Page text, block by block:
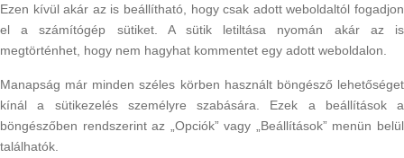
Ezen kívül akár az is beállítható, hogy csak adott weboldaltól fogadjon
el a számítógép sütiket. A sütik letiltása nyomán akár az is
megtörténhet, hogy nem hagyhat kommentet egy adott weboldalon.
Manapság már minden széles körben használt böngésző lehetőséget
kínál a sütikezelés személyre szabására. Ezek a beállítások a
böngészőben rendszerint az „Opciók” vagy „Beállítások” menün belül
találhatók.